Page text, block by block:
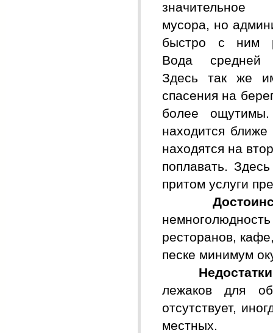
мусора, но
быстро с ним
Вода средней
Здесь так же
спасения на
более
находится
находятся на
поплавать.
притом услуги
ресторанов,
песке минимум
Недостатки
лежаков для
отсутствует,
местных.